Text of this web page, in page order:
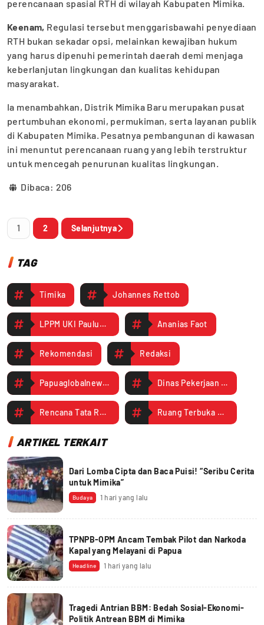
perencanaan spasial RTH di wilayah Kabupaten Mimika.
Keenam, Regulasi tersebut menggarisbawahi penyediaan
RTH bukan sekadar opsi, melainkan kewajiban hukum
yang harus dipenuhi pemerintah daerah demi menjaga
keberlanjutan lingkungan dan kualitas kehidupan
masyarakat.
Ia menambahkan, Distrik Mimika Baru merupakan pusat
pertumbuhan ekonomi, permukiman, serta layanan publik
di Kabupaten Mimika. Pesatnya pembangunan di kawasan
ini menuntut perencanaan ruang yang lebih terstruktur
untuk mencegah penurunan kualitas lingkungan.
Dibaca: 206
1 2 Selanjutnya
TAG
Timika Johannes Rettob
LPPM UKI Paulus Makassar Ananias Faot
Rekomendasi Redaksi
Papuaglobalnews.com Dinas Pekerjaan Umum dan Penataan Ruang Mimika
Rencana Tata Ruang Wilayah Ruang Terbuka Hijau
ARTIKEL TERKAIT
Dari Lomba Cipta dan Baca Puisi! “Seribu Cerita
untuk Mimika”
Budaya 1 hari yang lalu
TPNPB-OPM Ancam Tembak Pilot dan Narkoda
Kapal yang Melayani di Papua
Headline 1 hari yang lalu
Tragedi Antrian BBM: Bedah Sosial-Ekonomi-
Politik Antrean BBM di Mimika